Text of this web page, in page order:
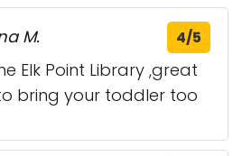
M. 4/5
Elk Point Library ,great
bring your toddler too